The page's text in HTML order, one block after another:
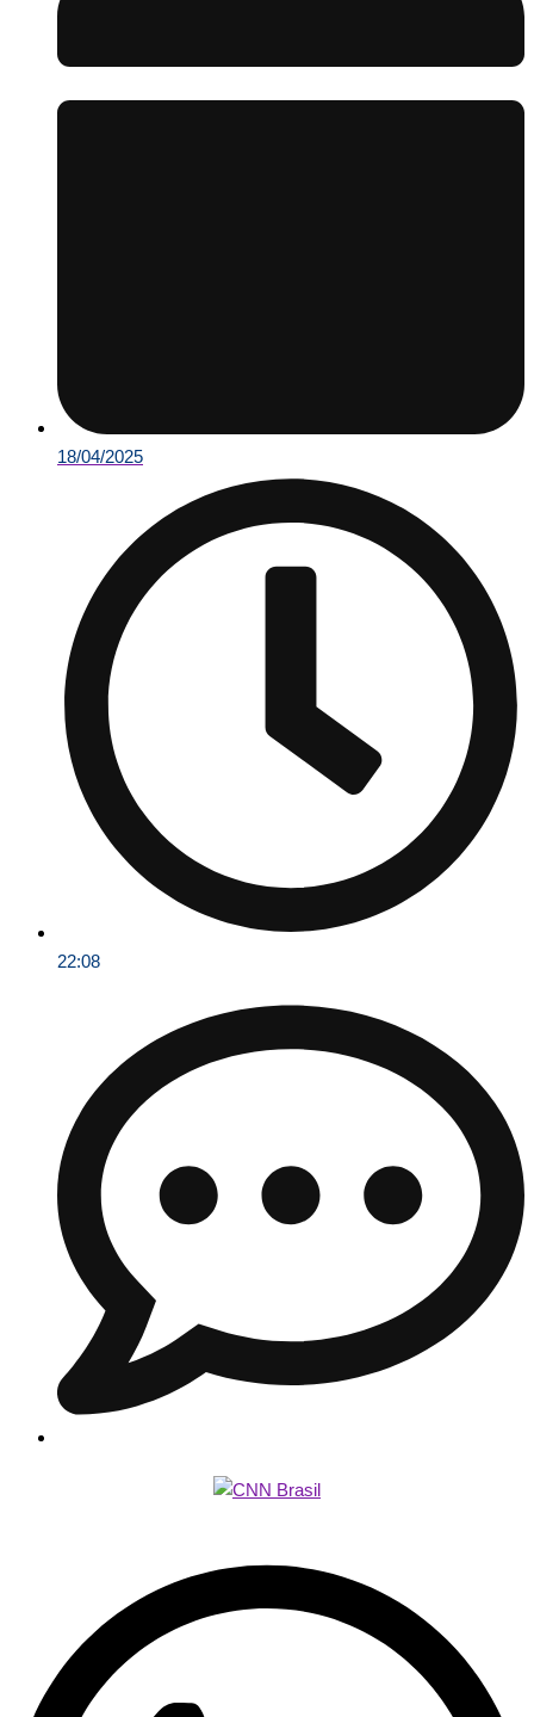
18/04/2025
22:08